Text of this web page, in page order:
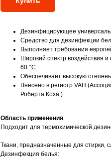
Дезинфицирующее
Средство для дезинфекции
Выполняет требования
Широкий спектр воздействия
60 °C
Обеспечивает высокую
Внесено в регистр VAH
Роберта Коха )
Область применения
Подходит для термохимической
Ткани, предназначенные для стирки,
Дезинфекция белья: